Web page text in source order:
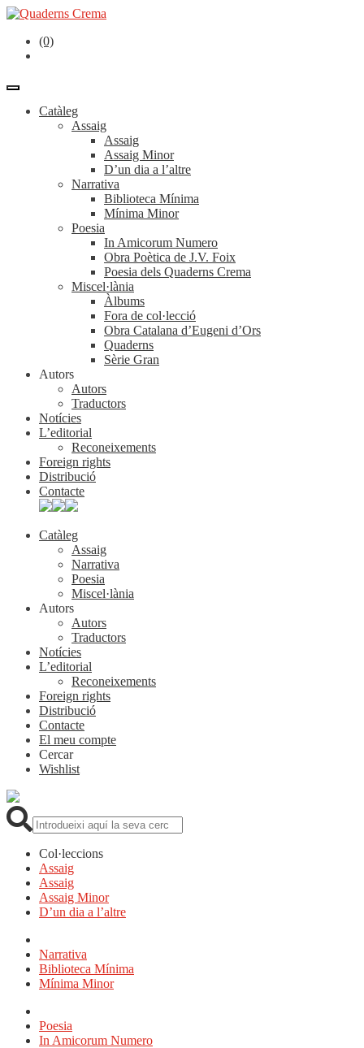
(0)
Catàleg
Assaig
Assaig
Assaig Minor
D’un dia a l’altre
Narrativa
Biblioteca Mínima
Mínima Minor
Poesia
In Amicorum Numero
Obra Poètica de J.V. Foix
Poesia dels Quaderns Crema
Miscel·lània
Àlbums
Fora de col·lecció
Obra Catalana d’Eugeni d’Ors
Quaderns
Sèrie Gran
Autors
Autors
Traductors
Notícies
L’editorial
Reconeixements
Foreign rights
Distribució
Contacte
Catàleg
Assaig
Narrativa
Poesia
Miscel·lània
Autors
Autors
Traductors
Notícies
L’editorial
Reconeixements
Foreign rights
Distribució
Contacte
El meu compte
Cercar
Wishlist
Col·leccions
Assaig
Assaig
Assaig Minor
D’un dia a l’altre
Narrativa
Biblioteca Mínima
Mínima Minor
Poesia
In Amicorum Numero